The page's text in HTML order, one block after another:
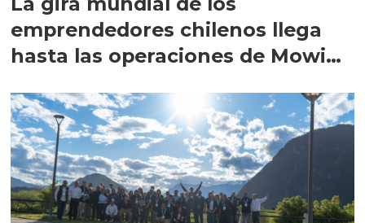
emprendedores chilenos llega
hasta las operaciones de Mowi